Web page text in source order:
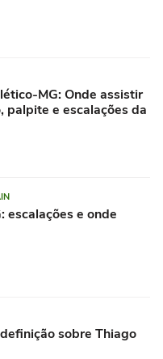
MG: Onde assistir
palpite e escalações da
escalações e onde
sobre Thiago